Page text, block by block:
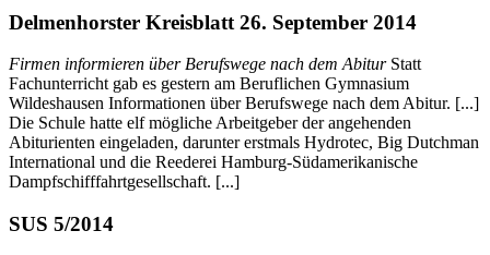
Delmenhorster Kreisblatt 26. September 2014
Firmen informieren über Berufswege nach dem AbiturStatt
Fachunterricht gab es gestern am Beruflichen Gymnasium
Wildeshausen Informationen über Berufswege nach dem Abitur. [...]
Die Schule hatte elf mögliche Arbeitgeber der angehenden
Abiturienten eingeladen, darunter erstmals Hydrotec, Big Dutchman
International und die Reederei Hamburg-Südamerikanische
Dampfschifffahrtgesellschaft. [...]
SUS 5/2014